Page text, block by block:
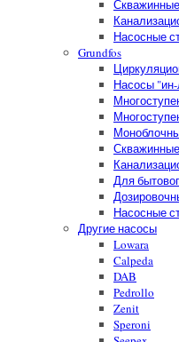
Насосные
Grundfos
Насосы
Для
Насосные
Другие насосы
Lowara
Calpeda
DAB
Pedrollo
Zenit
Speroni